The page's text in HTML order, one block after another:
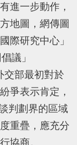
進一步動作，
地圖，網傳圖
際研究中心」
議」
交部最初對於
爭表示肯定，
判劃界的區域
重疊，應充分
協商。